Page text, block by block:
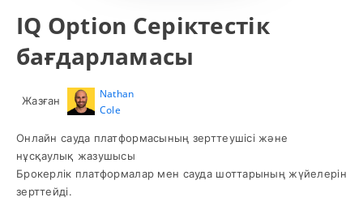
IQ Option Серіктестік
бағдарламасы
Жазған
Nathan
Cole
Онлайн сауда платформасының зерттеушісі және
нұсқаулық жазушысы
Брокерлік платформалар мен сауда шоттарының жүйелерін
зерттейді.